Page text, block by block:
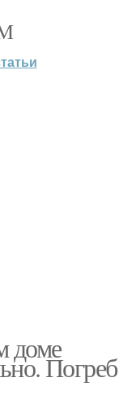
доме
Погреб